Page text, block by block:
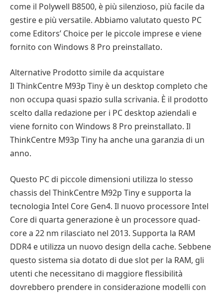
come il Polywell B8500, è più silenzioso, più facile da
gestire e più versatile. Abbiamo valutato questo PC
come Editors’ Choice per le piccole imprese e viene
fornito con Windows 8 Pro preinstallato.
Alternative Prodotto simile da acquistare
Il ThinkCentre M93p Tiny è un desktop completo che
non occupa quasi spazio sulla scrivania. È il prodotto
scelto dalla redazione per i PC desktop aziendali e
viene fornito con Windows 8 Pro preinstallato. Il
ThinkCentre M93p Tiny ha anche una garanzia di un
anno.
Questo PC di piccole dimensioni utilizza lo stesso
chassis del ThinkCentre M92p Tiny e supporta la
tecnologia Intel Core Gen4. Il nuovo processore Intel
Core di quarta generazione è un processore quad-
core a 22 nm rilasciato nel 2013. Supporta la RAM
DDR4 e utilizza un nuovo design della cache. Sebbene
questo sistema sia dotato di due slot per la RAM, gli
utenti che necessitano di maggiore flessibilità
dovrebbero prendere in considerazione modelli con